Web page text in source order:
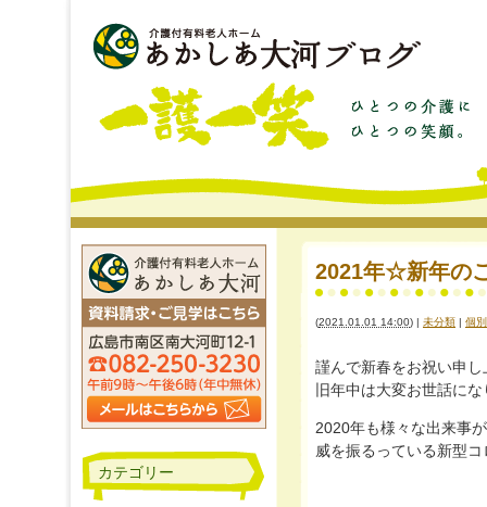
2021年☆新年の
(2021.01.01 14:00) | 未分類 | 個
謹んで新春をお祝い申し
旧年中は大変お世話に
2020年も様々な出来事
威を振るっている新型
カテゴリー